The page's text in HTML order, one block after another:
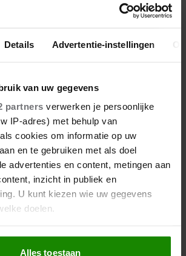
Details Advertentie-instellingen
van uw gegevens
partners verwerken je persoonlijke
IP-adres) met behulp van
cookies om informatie op uw
en te gebruiken met als doel
advertenties en content, metingen aan
inzicht in publiek en
U kunt kiezen wie uw gegevens
doelen.
willen we ook graag:
Alles toestaan
ZABETH
‘IMAGO TYGO
BEHOORLIJK